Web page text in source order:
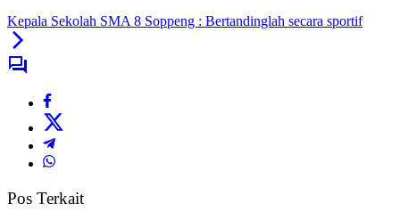
Kepala Sekolah SMA 8 Soppeng : Bertandinglah secara sportif
Pos Terkait